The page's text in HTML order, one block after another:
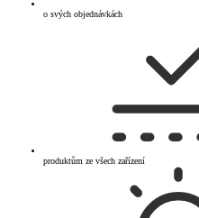
o svých objednávkách
produktům ze všech zařízení